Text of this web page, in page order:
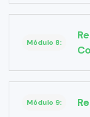
Módulo 8:
Módulo 9: